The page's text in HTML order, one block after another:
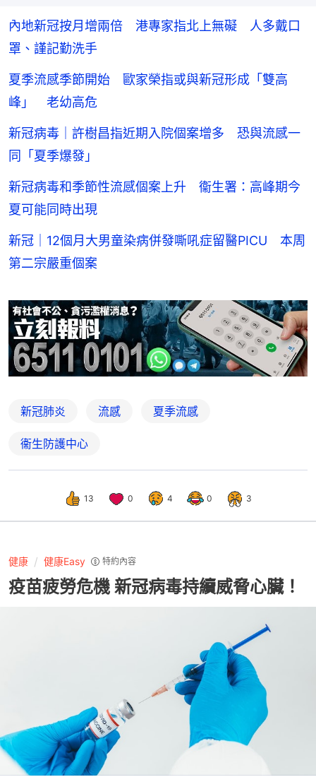
內地新冠按月增兩倍 港專家指北上無礙 人多戴口
罩、謹記勤洗手
夏季流感季節開始 歐家榮指或與新冠形成「雙高
峰」 老幼高危
新冠病毒｜許樹昌指近期入院個案增多 恐與流感一
同「夏季爆發」
新冠病毒和季節性流感個案上升 衞生署：高峰期今
夏可能同時出現
新冠｜12個月大男童染病併發嘶吼症留醫PICU 本周
第二宗嚴重個案
新冠肺炎 流感 夏季流感
衞生防護中心
13 0 4 0 3
健康 健康Easy 特約內容
疫苗疲勞危機 新冠病毒持續威脅心臟！